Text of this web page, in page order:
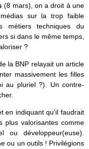
(8 mars), on a droit à une
sur la trop faible
métiers techniques du
si dans le même temps,
?
la BNP relayait un article
massivement les filles
au pluriel ?). Un contre-
en indiquant qu’il faudrait
plus valorisantes comme
ou développeur(euse).
ou un outils ! Privilégions